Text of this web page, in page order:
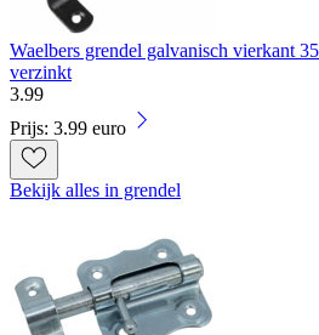
Waelbers grendel galvanisch vierkant
verzinkt
3.99
Prijs: 3.99 euro
Bekijk alles in grendel